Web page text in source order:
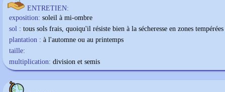
ENTRETIEN:
exposition: soleil à mi-ombre
sol : tous sols frais, quoiqu'il résiste bien à la sécheresse en zones tempérées
plantation : à l'automne ou au printemps
taille:
multiplication: division et semis